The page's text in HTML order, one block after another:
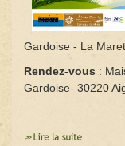
Gardoise - La
Rendez-vous :
Gardoise- 30220